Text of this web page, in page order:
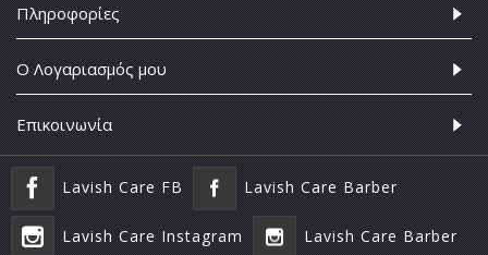
Πληροφορίες
Ο Λογαριασμός μου
Επικοινωνία
Lavish Care FB Lavish Care Barber
Lavish Care Instagram Lavish Care Barber